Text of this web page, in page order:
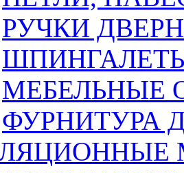
РУЧКИ
МЕБЕЛЬНЫЕ
ФУРНИТУРА